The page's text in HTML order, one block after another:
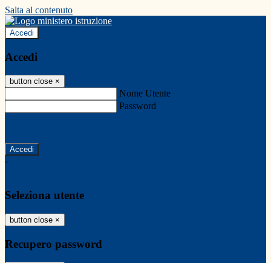
Salta al contenuto
Accedi
Accedi
button close ×
Nome Utente
Password
-
Seleziona utente
button close ×
Recupero password